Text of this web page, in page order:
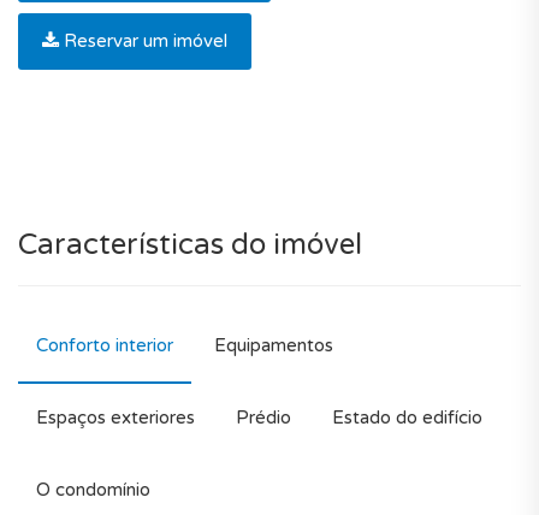
Reservar um imóvel
Características do imóvel
Conforto interior Equipamentos
Espaços exteriores Prédio Estado do edifício
O condomínio